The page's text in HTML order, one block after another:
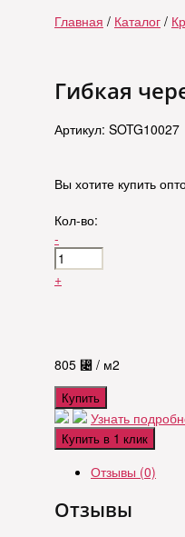
Главная / Каталог /
Гибкая
Артикул: SOTG10027
Вы хотите купить
Кол-во:
-
+
805 ⃄ / м2
Купить
Узнать
Купить в 1 клик
Отзывы (0)
Отзывы